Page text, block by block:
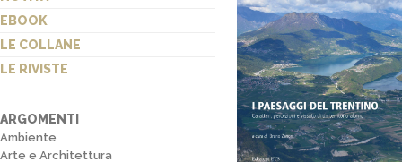
EBOOK
LE COLLANE
LE RIVISTE
ARGOMENTI
Ambiente
Arte e Architettura